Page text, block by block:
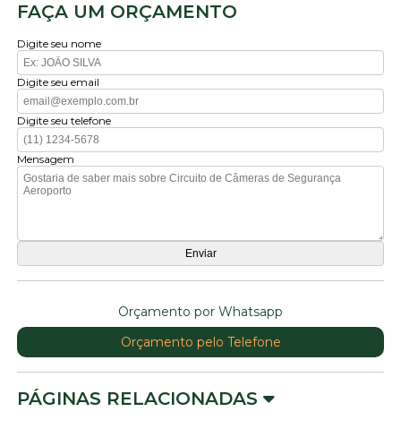
FAÇA UM ORÇAMENTO
Digite seu nome
Digite seu email
Digite seu telefone
Mensagem
Orçamento por Whatsapp
Orçamento pelo Telefone
PÁGINAS RELACIONADAS